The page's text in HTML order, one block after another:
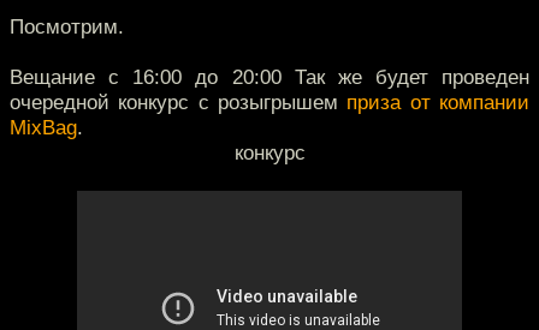
Посмотрим.
Вещание с 16:00 до 20:00 Так же будет проведен
очередной конкурс с розыгрышем приза от компании
MixBag.
конкурс